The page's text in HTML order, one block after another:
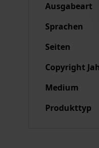
Ausgabeart
Sprachen
Seiten
Copyright
Medium
Produkttyp